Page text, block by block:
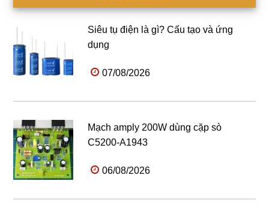
Siêu tụ điện là gì? Cấu tạo và ứng
dụng
07/08/2026
Mạch amply 200W dùng cặp sò
C5200-A1943
06/08/2026